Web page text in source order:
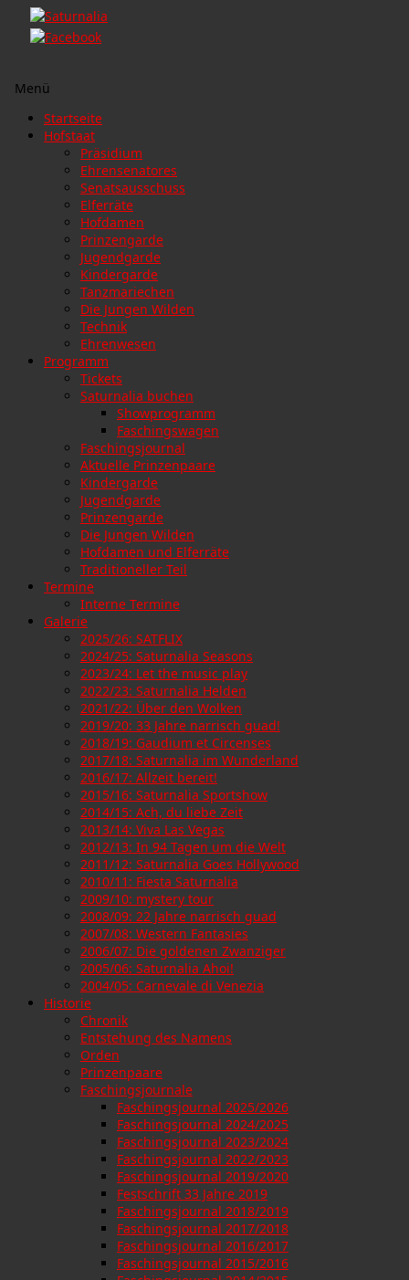
Menü
Zum
Inhalt
Startseite
Hofstaat
Präsidium
Ehrensenatores
Senatsausschuss
Elferräte
Hofdamen
Prinzengarde
Jugendgarde
Kindergarde
Tanzmariechen
Die Jungen Wilden
Technik
Ehrenwesen
Programm
Tickets
Saturnalia buchen
Showprogramm
Faschingswagen
Faschingsjournal
Aktuelle Prinzenpaare
Kindergarde
Jugendgarde
Prinzengarde
Die Jungen Wilden
Hofdamen und Elferräte
Traditioneller Teil
Termine
Interne Termine
Galerie
2025/26: SATFLIX
2024/25: Saturnalia Seasons
2023/24: Let the music play
2022/23: Saturnalia Helden
2021/22: Über den Wolken
2019/20: 33 Jahre narrisch guad!
2018/19: Gaudium et Circenses
2017/18: Saturnalia im Wunderland
2016/17: Allzeit bereit!
2015/16: Saturnalia Sportshow
2014/15: Ach, du liebe Zeit
2013/14: Viva Las Vegas
2012/13: In 94 Tagen um die Welt
2011/12: Saturnalia Goes Hollywood
2010/11: Fiesta Saturnalia
2009/10: mystery tour
2008/09: 22 Jahre narrisch guad
2007/08: Western Fantasies
2006/07: Die goldenen Zwanziger
2005/06: Saturnalia Ahoi!
2004/05: Carnevale di Venezia
Historie
Chronik
Entstehung des Namens
Orden
Prinzenpaare
Faschingsjournale
Faschingsjournal 2025/2026
Faschingsjournal 2024/2025
Faschingsjournal 2023/2024
Faschingsjournal 2022/2023
Faschingsjournal 2019/2020
Festschrift 33 Jahre 2019
Faschingsjournal 2018/2019
Faschingsjournal 2017/2018
Faschingsjournal 2016/2017
Faschingsjournal 2015/2016